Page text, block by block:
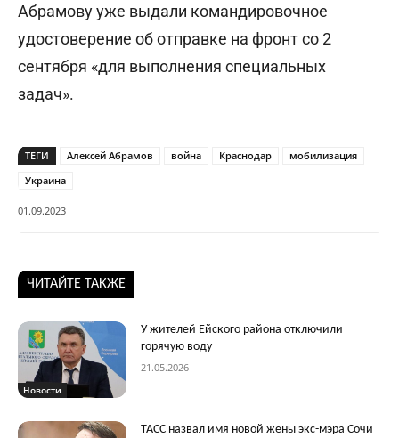
Абрамову уже выдали командировочное
удостоверение об отправке на фронт со 2
сентября «для выполнения специальных
задач».
ТЕГИ Алексей Абрамов война Краснодар
мобилизация
Украина
01.09.2023
ЧИТАЙТЕ ТАКЖЕ
Новости
У жителей Ейского района отключили
горячую воду
21.05.2026
ТАСС назвал имя новой жены экс-мэра Сочи